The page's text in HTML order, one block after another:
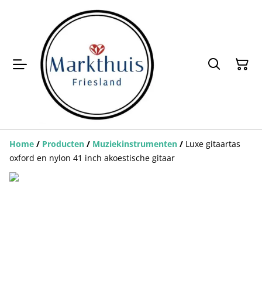
Home / Producten / Muziekinstrumenten / Luxe gitaartas
oxford en nylon 41 inch akoestische gitaar